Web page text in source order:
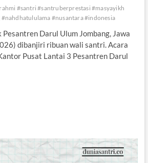
#santri #santruberprestasi #masyayikh
#nusantara #indonesia
Darul Ulum Jombang, Jawa
dibanjiri ribuan wali santri. Acara
Pusat Lantai 3 Pesantren Darul